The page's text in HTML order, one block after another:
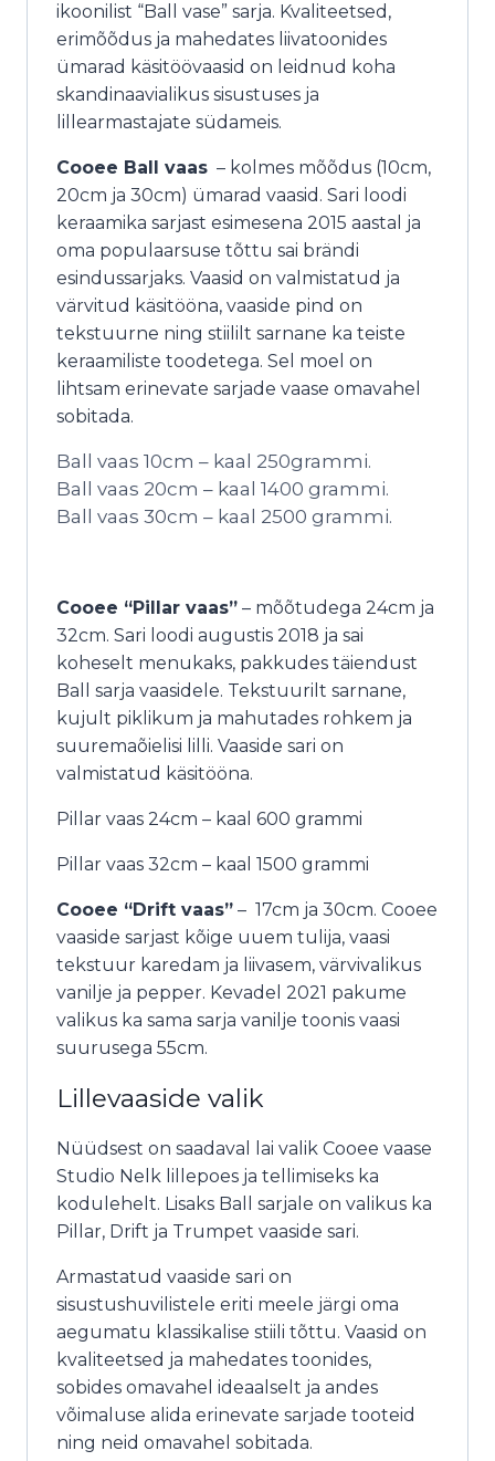
ikoonilist “Ball vase” sarja. Kvaliteetsed,
erimõõdus ja mahedates liivatoonides
ümarad käsitöövaasid on leidnud koha
skandinaavialikus sisustuses ja
lillearmastajate südameis.
Cooee Ball vaas – kolmes mõõdus (10cm,
20cm ja 30cm) ümarad vaasid. Sari loodi
keraamika sarjast esimesena 2015 aastal ja
oma populaarsuse tõttu sai brändi
esindussarjaks. Vaasid on valmistatud ja
värvitud käsitööna, vaaside pind on
tekstuurne ning stiililt sarnane ka teiste
keraamiliste toodetega. Sel moel on
lihtsam erinevate sarjade vaase omavahel
sobitada.
Ball vaas 10cm – kaal 250grammi.
Ball vaas 20cm – kaal 1400 grammi.
Ball vaas 30cm – kaal 2500 grammi.
Cooee “Pillar vaas” – mõõtudega 24cm ja
32cm. Sari loodi augustis 2018 ja sai
koheselt menukaks, pakkudes täiendust
Ball sarja vaasidele. Tekstuurilt sarnane,
kujult piklikum ja mahutades rohkem ja
suuremaõielisi lilli. Vaaside sari on
valmistatud käsitööna.
Pillar vaas 24cm – kaal 600 grammi
Pillar vaas 32cm – kaal 1500 grammi
Cooee “Drift vaas” – 17cm ja 30cm. Cooee
vaaside sarjast kõige uuem tulija, vaasi
tekstuur karedam ja liivasem, värvivalikus
vanilje ja pepper. Kevadel 2021 pakume
valikus ka sama sarja vanilje toonis vaasi
suurusega 55cm.
Lillevaaside valik
Nüüdsest on saadaval lai valik Cooee vaase
Studio Nelk lillepoes ja tellimiseks ka
kodulehelt. Lisaks Ball sarjale on valikus ka
Pillar, Drift ja Trumpet vaaside sari.
Armastatud vaaside sari on
sisustushuvilistele eriti meele järgi oma
aegumatu klassikalise stiili tõttu. Vaasid on
kvaliteetsed ja mahedates toonides,
sobides omavahel ideaalselt ja andes
võimaluse alida erinevate sarjade tooteid
ning neid omavahel sobitada.